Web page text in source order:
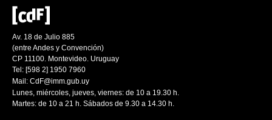
Av. 18 de Julio 885
(entre Andes y Convención)
CP 11100. Montevideo. Uruguay
Tel: [598 2] 1950 7960
Mail: CdF@imm.gub.uy
Lunes, miércoles, jueves, viernes: de 10 a 19.30 h.
Martes: de 10 a 21 h. Sábados de 9.30 a 14.30 h.